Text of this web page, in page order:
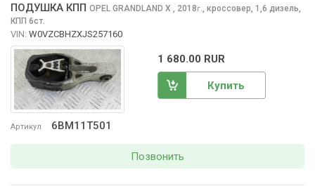
Артикул 6BM11T501
ПОДУШКА КПП OPEL GRANDLAND X , 2018г., кроссовер, 1,6 дизель,
КПП 6ст.
VIN: W0VZCBHZXJS257160
1 680.00 RUR
Купить
Позвонить